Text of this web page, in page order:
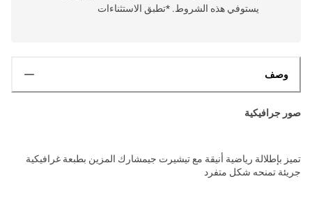
يستوفي هذه الشروط. *تطبق الاستثناءات
وصف
صور جرافيكية
تميز بإطلالة رياضية أنيقة مع تيشيرت جيمشارك المزين بطبعة غرافيكية
جريئة تمنحه شكل متفرد